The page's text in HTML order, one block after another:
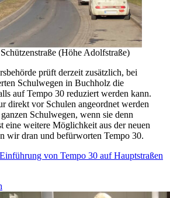
(Höhe Adolfstraße)
prüft derzeit zusätzlich, bei
Schulwegen in Buchholz die
auf Tempo 30 reduziert werden kann.
direkt vor Schulen angeordnet werden
Schulwegen, wenn sie denn
eine weitere Möglichkeit aus der neuen
wir dran und befürworten Tempo 30.
von Tempo 30 auf Hauptstraßen